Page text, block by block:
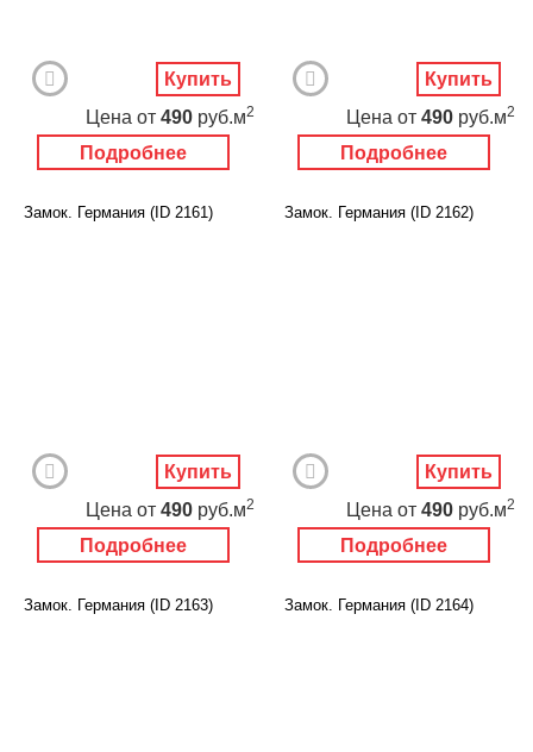
Подробнее
Цена от 490 руб.м2
Купить
Подробнее
Цена от 490 руб.м2
Купить
Замок. Германия (ID 2161)
Подробнее
Цена от 490 руб.м2
Купить
Замок. Германия (ID 2162)
Подробнее
Цена от 490 руб.м2
Купить
Замок. Германия (ID 2163) Замок. Германия (ID 2164)